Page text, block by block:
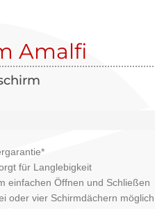
Amalfi
für Langlebigkeit
einfachen Öffnen und Schließen
oder vier Schirmdächern möglich